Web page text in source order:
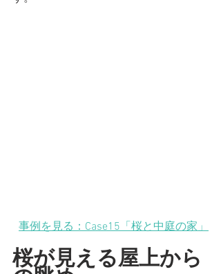
事例を見る：Case15「桜と中庭の家」
桜が見える屋上から